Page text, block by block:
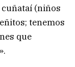
(niños
tenemos
que